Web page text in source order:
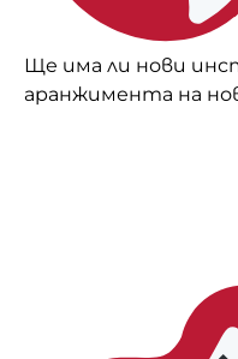
Ще има ли нови
аранжимента на